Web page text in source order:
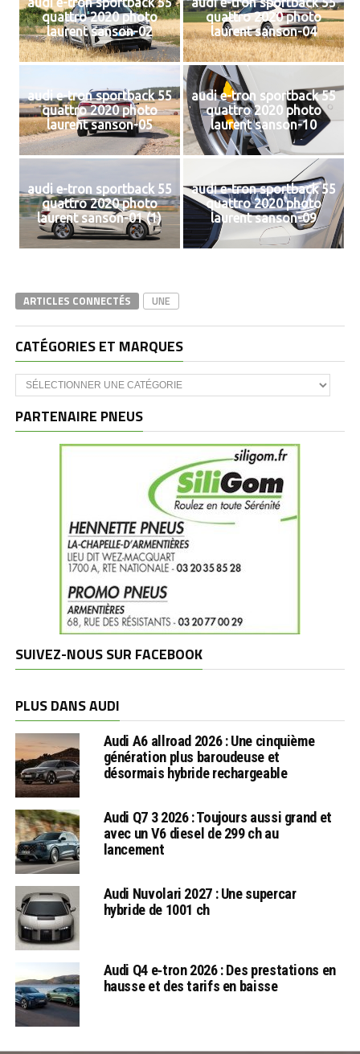
quattro 2020 photo
laurent sanson-02
quattro 2020 photo
laurent sanson-04
audi e-tron sportback 55
quattro 2020 photo
laurent sanson-05
audi e-tron sportback 55
quattro 2020 photo
laurent sanson-10
audi e-tron sportback 55
quattro 2020 photo
laurent sanson-01 (1)
audi e-tron sportback 55
quattro 2020 photo
laurent sanson-09
ARTICLES CONNECTÉS UNE
CATÉGORIES ET MARQUES
Catégories
et
PARTENAIRE PNEUS
SUIVEZ-NOUS SUR FACEBOOK
PLUS DANS AUDI
Audi A6 allroad 2026 : Une cinquième
génération plus baroudeuse et
désormais hybride rechargeable
Audi Q7 3 2026 : Toujours aussi grand et
avec un V6 diesel de 299 ch au
lancement
Audi Nuvolari 2027 : Une supercar
hybride de 1001 ch
Audi Q4 e‑tron 2026 : Des prestations en
hausse et des tarifs en baisse